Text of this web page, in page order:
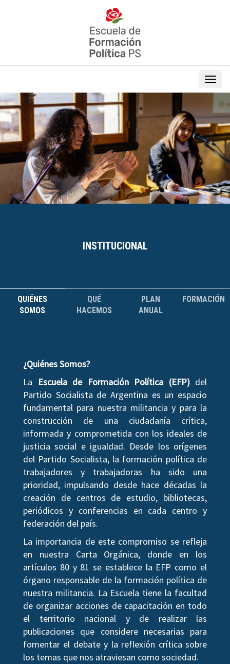
INSTITUCIONAL
QUIÉNES
SOMOS
QUÉ
HACEMOS
PLAN
ANUAL
FORMACIÓN
¿Quiénes Somos?
La
Escuela de Formación Política (EFP)del
Partido Socialista de Argentina es un espacio
fundamental para nuestra militancia y para la
construcción de una ciudadanía crítica,
informada y comprometida con los ideales de
justicia social e igualdad. Desde los orígenes
del Partido Socialista, la formación política de
trabajadores y trabajadoras ha sido una
prioridad, impulsando desde hace décadas la
creación de centros de estudio, bibliotecas,
periódicos y conferencias en cada centro y
federación del país.
La importancia de este compromiso se refleja
en nuestra Carta Orgánica, donde en los
artículos 80 y 81 se establece la EFP como el
órgano responsable de la formación política de
nuestra militancia. La Escuela tiene la facultad
de organizar acciones de capacitación en todo
el territorio nacional y de realizar las
publicaciones que considere necesarias para
fomentar el debate y la reflexión crítica sobre
los temas que nos atraviesan como sociedad.